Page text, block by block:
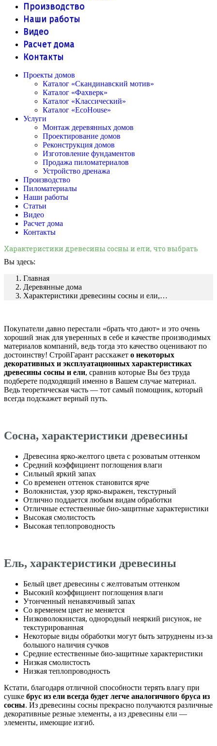
Производство
Наши работы
Видео
Расчет дома
Контакты
Проекты домов
Каталог «Скандинавский мотив»
Каталог «Фахверк»
Каталог «Классический»
Каталог «EcoHouse»
Услуги
Монтаж деревянных домов
Проектирование домов
Реконструкция домов
Изготовление фундаментов
Продажа пиломатериалов
Устройство дренажа
Производство
Пиломатериалы
Наши работы
Статьи
Видео
Расчет дома
Контакты
Характеристики древесины сосны и ели, что выбрать
Вы здесь:
Главная
Деревянные дома
Характеристики древесины сосны и ели,…
Покупатели давно перестали «брать что дают» и это очень
хороший знак для уверенных в себе и качестве производимых
материалов компаний, ведь тогда это качество оценивают по
достоинству! СтройГарант расскажет о некоторых
декоративных и эксплуатационных характеристиках
древесины сосны и ели, сравнив которые Вы без труда
подберете подходящий именно в Вашем случае материал.
Ведь теоретическая часть — тот самый помощник, который
всегда подскажет верный путь.
Сосна, характеристики древесины
Древесина ярко-желтого цвета с розоватым оттенком
Средний коэффициент поглощения влаги
Сильный яркий запах
Со временен оттенок становится ярче
Волокнистая, узор ярко-выражен, текстурный
Отлично поддается любым видам обработки
Отличные естественные био-защитные характеристики
Высокая смолистость
Высокая теплопроводность
Ель, характеристики древесины
Белый цвет древесины с желтоватым оттенком
Высокий коэффициент поглощения влаги
Утонченный ненавязчивый запах
Со временем цвет не меняется
Низковолокнистая, однородный неяркий рисунок, не
текстурированная
Некоторые виды обработки могут быть затруднены из-за
большого наличия сучков
Средние естественные био-защитные характеристики
Низкая смолистость
Низкая теплопроводность
Кстати, благодаря отличной способности терять влагу при
сушке брус из ели всегда будет легче аналогичного бруса из
сосны. Из древесины сосны прекрасно получаются различные
декоративные резные элементы, а из древесины ели —
элементы, имеющие изгиб.